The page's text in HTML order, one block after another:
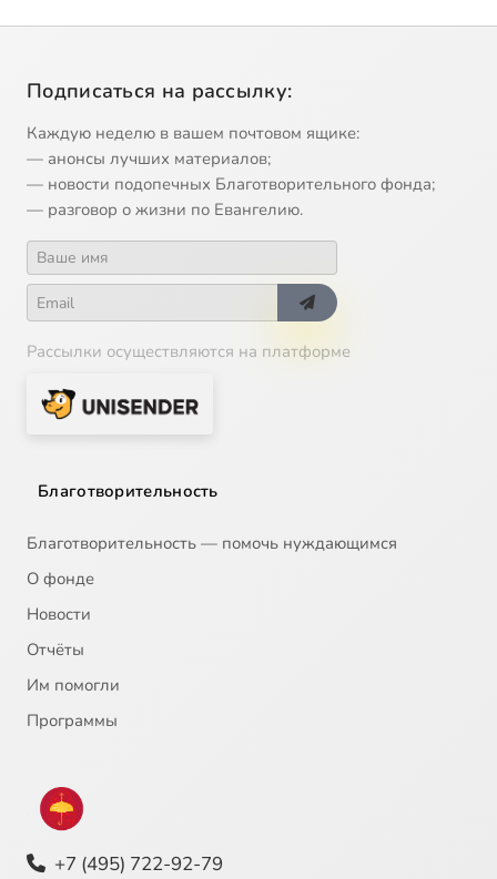
Подписаться на рассылку:
Каждую неделю в вашем почтовом ящике:
— анонсы лучших материалов;
— новости подопечных Благотворительного фонда;
— разговор о жизни по Евангелию.
Рассылки осуществляются на платформе
Благотворительность
Благотворительность — помочь нуждающимся
О фонде
Новости
Отчёты
Им помогли
Программы
+7 (495) 722-92-79